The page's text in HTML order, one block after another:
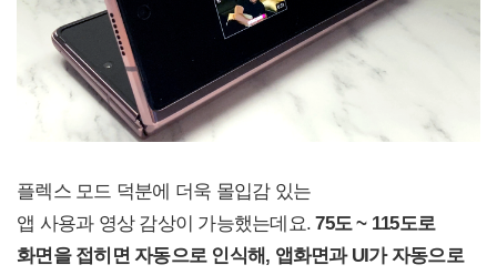
플렉스 모드 덕분에 더욱 몰입감 있는
앱 사용과 영상 감상이 가능했는데요.75도 ~ 115도로
화면을 접히면 자동으로 인식해, 앱화면과 UI가 자동으로